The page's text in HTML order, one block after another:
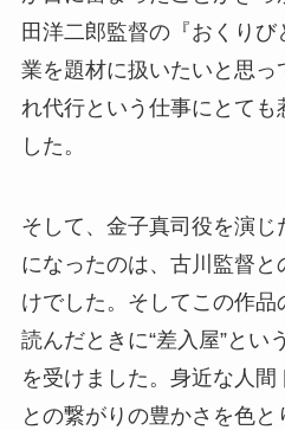
田洋二郎監督の『おくり
業を題材に扱いたいと思っ
れ代行という仕事にとて
した。
そして、金子真司役を演じ
になったのは、古川監督
けでした。そしてこの作品
読んだときに“差入屋”とい
を受けました。身近な人間
との繋がりの豊かさを色と